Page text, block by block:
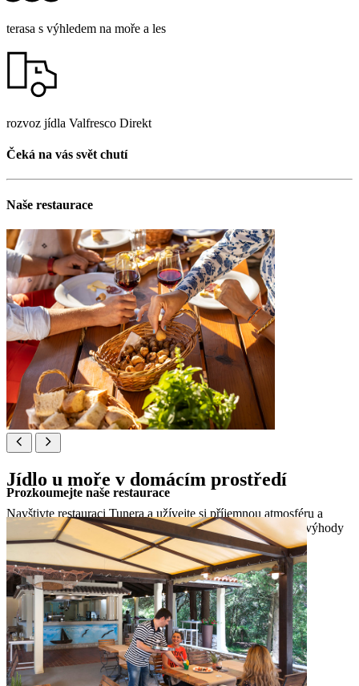
terasa s výhledem na moře a les
rozvoz jídla Valfresco Direkt
Čeká na vás svět chutí
Naše restaurace
Jídlo u moře v domácím prostředí
Navštivte restauraci Tunera a užívejte si příjemnou atmosféru a
místní kuchyni. Pokud chcete vařit na své parcele, využijte výhody
donášky čerstvých produktů Valfresco Direct.
Prozkoumejte naše restaurace